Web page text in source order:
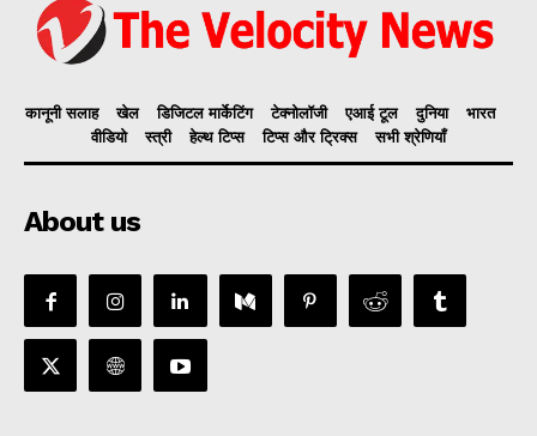
कानूनी सलाह खेल डिजिटल मार्केटिंग टेक्नोलॉजी एआई टूल दुनिया
भारत
वीडियो
स्त्री हेल्थ टिप्स टिप्स और ट्रिक्स सभी श्रेणियाँ
About us